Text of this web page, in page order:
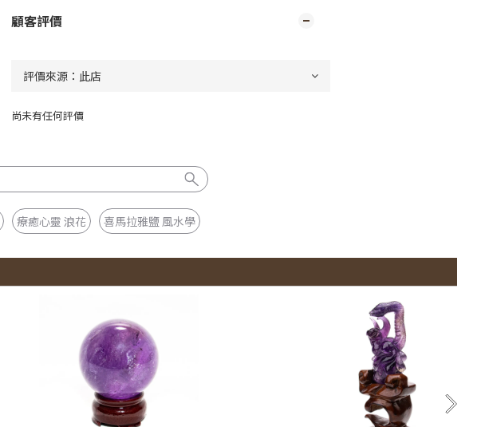
顧客評價
尚未有任何評價
療癒心靈 浪花 喜馬拉雅鹽 風水學